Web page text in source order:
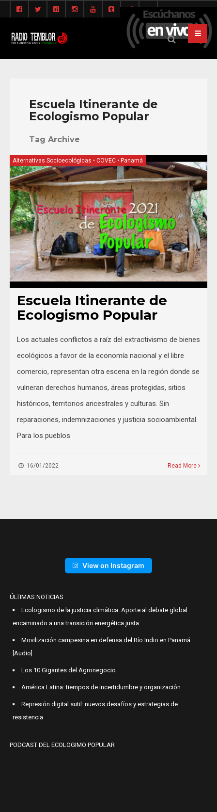
Escuela Itinerante de
Ecologismo Popular
Tag Archive
Alternativas Socioecológicas • COVEC • Panamá
Escuela Itinerante de
Ecologismo Popular
Los actuales conflictos a raíz del extractivismo de bienes
ecológicos a favor de la economía nacional y el libre
comercio, representan otra escena en la región donde se
vulneran derechos humanos, áreas protegidas, sitios
históricos, territorios ancestrales y culturas. Sin
reparaciones, indemnizaciones y justicia socioambiental.
Para los pueblos
16/01/2022 Read More
View on Instagram
ÚLTIMAS NOTICIAS
Ecologismo de la justicia climática. Aporte al debate global
encaminado a una transición energética justa
Movilización campesina en defensa del Río Indio en Panamá
[Audio]
Los 10 Gigantes del Agronegocio
América Latina: tiempos de incertidumbre y organización
Represión digital sutil: nuevos desafíos y estrategias de
resistencia
PODCAST DEL ECOLOGIMO POPULAR